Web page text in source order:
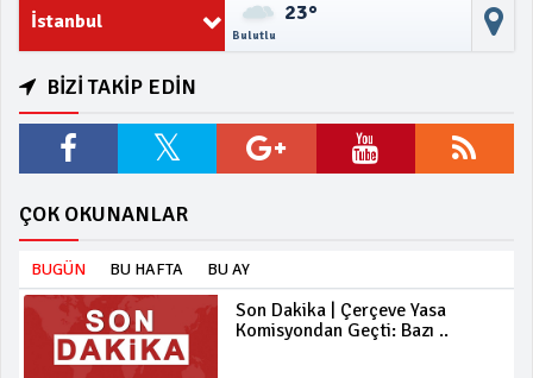
İstanbul 23°
Bulutlu
BİZİ TAKİP EDİN
ÇOK OKUNANLAR
BUGÜN BU HAFTA BU AY
Son Dakika | Çerçeve Yasa
Komisyondan Geçti: Bazı ..